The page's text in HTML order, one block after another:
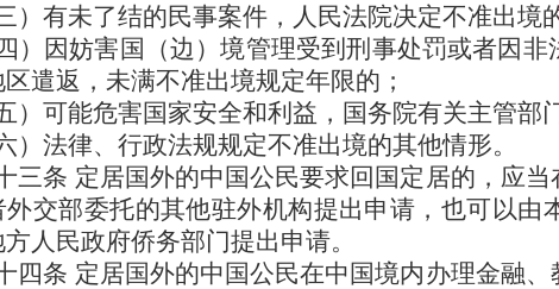
三）有未了结的民事案件，人民法院决定不准出境
四）因妨害国（边）境管理受到刑事处罚或者因
遣返，未满不准出境规定年限的；
五）可能危害国家安全和利益，国务院有关主管部
六）法律、行政法规规定不准出境的其他情形。
三条 定居国外的中国公民要求回国定居的，应
外交部委托的其他驻外机构提出申请，也可以由
方人民政府侨务部门提出申请。
四条 定居国外的中国公民在中国境内办理金融